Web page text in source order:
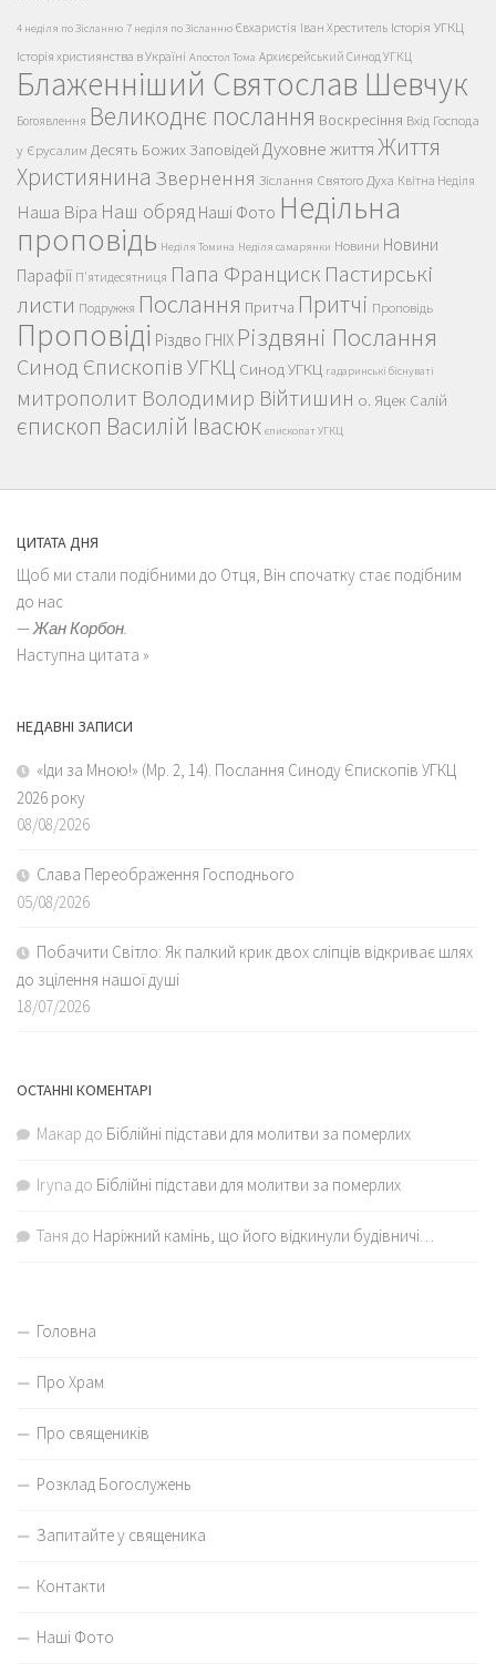
4 неділя по Зісланню 7 неділя по Зісланню Євхаристія Іван Хреститель Історія УГКЦ
Історія християнства в Україні Апостол Тома Архиєрейський Синод УГКЦ
Блаженніший Святослав Шевчук
Богоявлення Великоднє послання Воскресіння Вхід Господа
у Єрусалим Десять Божих Заповідей Духовне життяЖиття
Християнина Звернення Зіслання Святого Духа Квітна Неділя
Наша Віра Наш обряд Наші Фото Недільна
проповідь Неділя Томина Неділя самарянки Новини Новини
Парафії П'ятидесятниця Папа Франциск Пастирські
листи Подружжя Послання Притча Притчі Проповідь
Проповіді Різдво ГНІХ Різдвяні Послання
Синод Єпископів УГКЦ Синод УГКЦ гадаринські біснуваті
митрополит Володимир Війтишин о. Яцек Салій
єпископ Василій Івасюк єпископат УГКЦ
ЦИТАТА ДНЯ
Щоб ми стали подібними до Отця, Він спочатку стає подібним
до нас
—Жан Корбон.
Наступна цитата »
НЕДАВНІ ЗАПИСИ
«Іди за Мною!» (Мр. 2, 14). Послання Синоду Єпископів УГКЦ
2026 року
08/08/2026
Слава Переображення Господнього
05/08/2026
Побачити Світло: Як палкий крик двох сліпців відкриває шлях
до зцілення нашої душі
18/07/2026
ОСТАННІ КОМЕНТАРІ
Макар до Біблійні підстави для молитви за померлих
Iryna до Біблійні підстави для молитви за померлих
Таня до Наріжний камінь, що його відкинули будівничі…
Головна
Про Храм
Про священиків
Розклад Богослужень
Запитайте у священика
Контакти
Наші Фото